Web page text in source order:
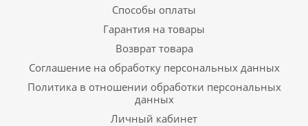
Способы оплаты
Гарантия на товары
Возврат товара
Соглашение на обработку персональных данных
Политика в отношении обработки персональных
данных
Личный кабинет